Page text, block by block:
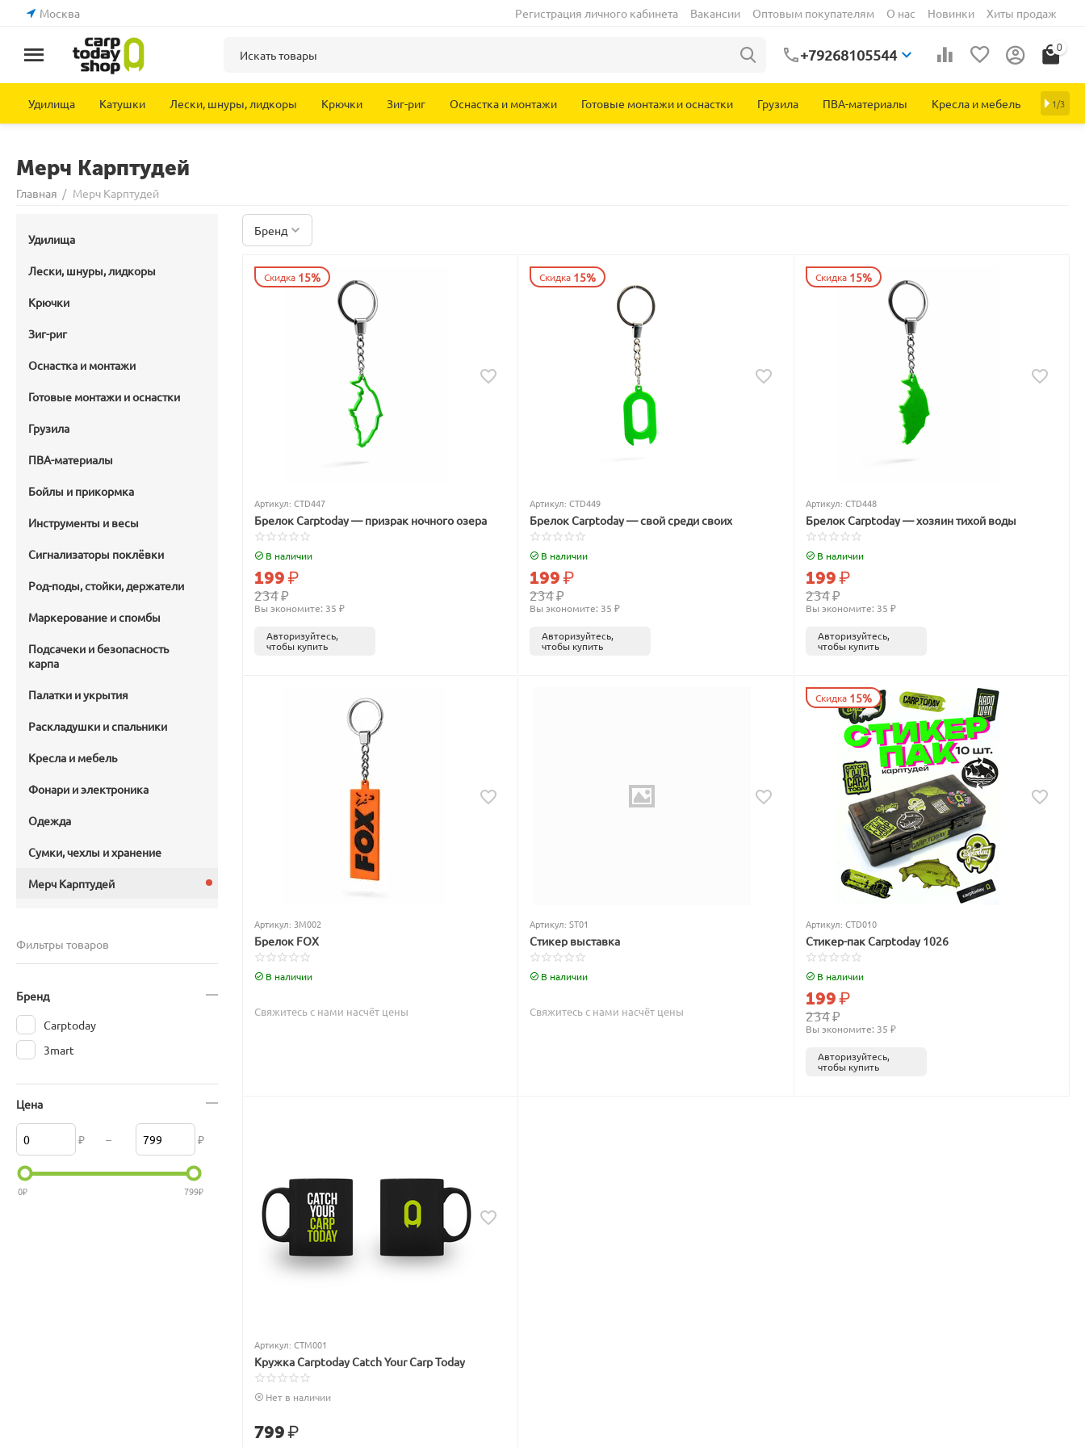
Москва Регистрация личного кабинета Вакансии Оптовым покупателям О нас Новинки Хиты продаж
+79268105544 0
Удилища Катушки Лески, шнуры, лидкоры Крючки Зиг-риг Оснастка и монтажи Готовые монтажи и оснастки Грузила ПВА-материалы Кресла и мебель 1/3
Мерч Карптудей
Главная / Мерч Карптудей
Бренд
Скидка 15%
Артикул: CTD447
Брелок Carptoday — призрак ночного озера
В наличии
234₽
199₽
Вы экономите: 35 ₽
Авторизуйтесь,
чтобы купить
Скидка 15%
Артикул: CTD449
Брелок Carptoday — свой среди своих
В наличии
234₽
199₽
Вы экономите: 35 ₽
Авторизуйтесь,
чтобы купить
Скидка 15%
Артикул: CTD448
Брелок Carptoday — хозяин тихой воды
В наличии
234₽
199₽
Вы экономите: 35 ₽
Авторизуйтесь,
чтобы купить
Артикул: 3M002
Брелок FOX
В наличии
Свяжитесь с нами насчёт цены
Артикул: ST01
Стикер выставка
В наличии
Свяжитесь с нами насчёт цены
Скидка 15%
Артикул: CTD010
Стикер-пак Carptoday 1026
В наличии
234₽
199₽
Вы экономите: 35 ₽
Авторизуйтесь,
чтобы купить
Артикул: CTM001
Кружка Carptoday Catch Your Carp Today
Нет в наличии
799₽
Удилища
Лески, шнуры, лидкоры
Крючки
Зиг-риг
Оснастка и монтажи
Готовые монтажи и оснастки
Грузила
ПВА-материалы
Бойлы и прикормка
Инструменты и весы
Сигнализаторы поклёвки
Род-поды, стойки, держатели
Маркерование и спомбы
Подсачеки и безопасность
карпа
Палатки и укрытия
Раскладушки и спальники
Кресла и мебель
Фонари и электроника
Одежда
Сумки, чехлы и хранение
Мерч Карптудей
Фильтры товаров
Бренд
Carptoday
3mart
Цена
₽ – ₽
0₽ 799₽